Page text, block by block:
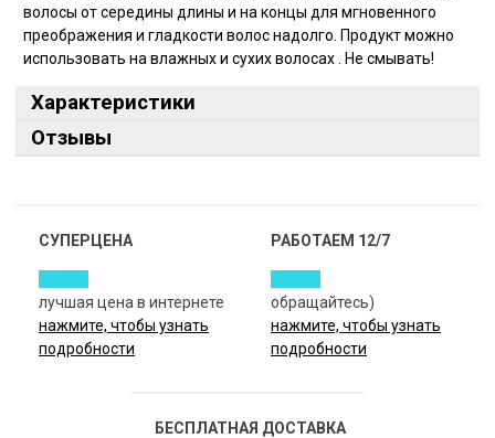
волосы от середины длины и на концы для мгновенного
преображения и гладкости волос надолго. Продукт можно
использовать на влажных и сухих волосах . Не смывать!
Характеристики
Отзывы
СУПЕРЦЕНА
лучшая цена в интернете
нажмите, чтобы узнать
подробности
РАБОТАЕМ 12/7
обращайтесь)
нажмите, чтобы узнать
подробности
БЕСПЛАТНАЯ ДОСТАВКА